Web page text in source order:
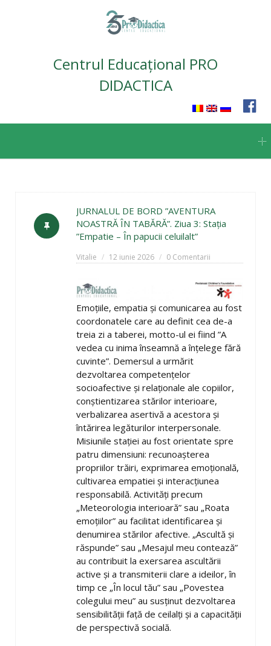
Centrul Educațional PRO
DIDACTICA
content
JURNALUL DE BORD ”AVENTURA
NOASTRĂ ÎN TABĂRĂ”. Ziua 3: Stația
”Empatie – În papucii celuilalt”
Vitalie 12 iunie 2026 0 Comentarii
Emoțiile, empatia și comunicarea au fost
coordonatele care au definit cea de-a
treia zi a taberei, motto-ul ei fiind ”A
vedea cu inima înseamnă a înțelege fără
cuvinte”. Demersul a urmărit
dezvoltarea competențelor
socioafective și relaționale ale copiilor,
conștientizarea stărilor interioare,
verbalizarea asertivă a acestora și
întărirea legăturilor interpersonale.
Misiunile stației au fost orientate spre
patru dimensiuni: recunoașterea
propriilor trăiri, exprimarea emoțională,
cultivarea empatiei și interacțiunea
responsabilă. Activități precum
„Meteorologia interioară” sau „Roata
emoțiilor” au facilitat identificarea și
denumirea stărilor afective. „Ascultă și
răspunde” sau „Mesajul meu contează”
au contribuit la exersarea ascultării
active și a transmiterii clare a ideilor, în
timp ce „În locul tău” sau „Povestea
colegului meu” au susținut dezvoltarea
sensibilității față de ceilalți și a capacității
de perspectivă socială.